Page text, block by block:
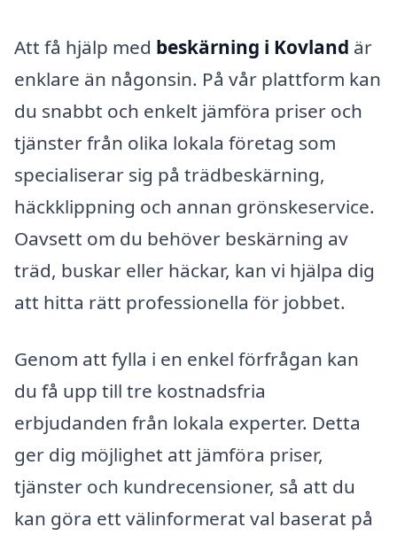
Att få hjälp med beskärning i Kovland är
enklare än någonsin. På vår plattform kan
du snabbt och enkelt jämföra priser och
tjänster från olika lokala företag som
specialiserar sig på trädbeskärning,
häckklippning och annan grönskeservice.
Oavsett om du behöver beskärning av
träd, buskar eller häckar, kan vi hjälpa dig
att hitta rätt professionella för jobbet.
Genom att fylla i en enkel förfrågan kan
du få upp till tre kostnadsfria
erbjudanden från lokala experter. Detta
ger dig möjlighet att jämföra priser,
tjänster och kundrecensioner, så att du
kan göra ett välinformerat val baserat på